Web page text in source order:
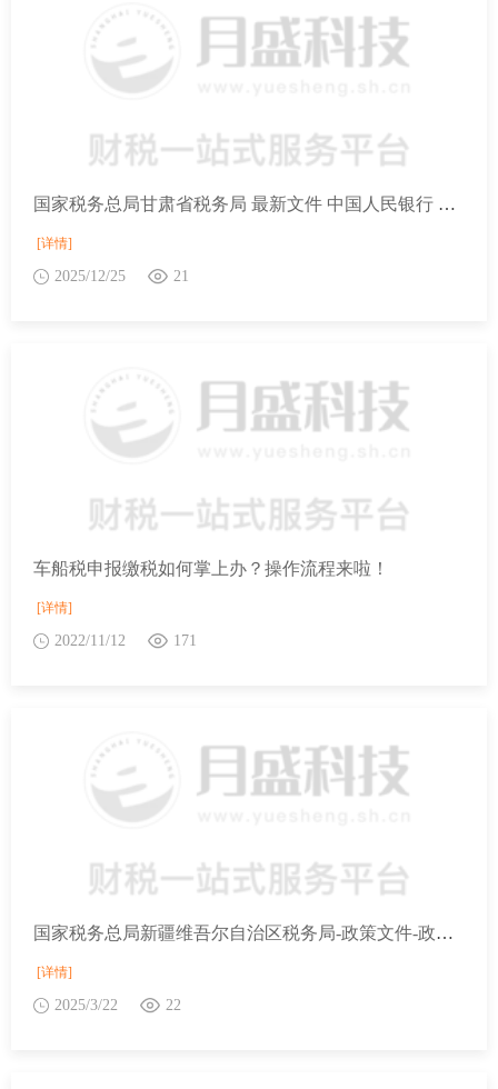
国家税务总局甘肃省税务局 最新文件 中国人民银行 财政部 商务部 海关总署 税务总局 金融监管总局公告〔2025〕第30号
[详情]
2025/12/25 21
车船税申报缴税如何掌上办？操作流程来啦！
[详情]
2022/11/12 171
国家税务总局新疆维吾尔自治区税务局-政策文件-政策解读-关于《国家税务总局关于〈中华人民共和国政府和意大利共和国政府对所得消除双重征税和防止逃避税的协定〉生效执行的公告》的解读
[详情]
2025/3/22 22